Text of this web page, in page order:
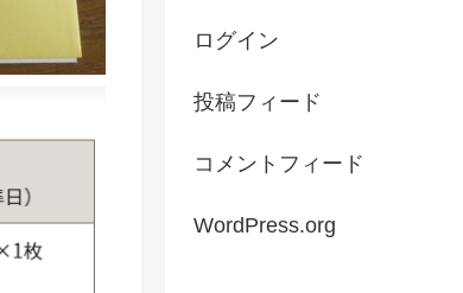
ログイン
投稿フィード
コメントフィード
WordPress.org